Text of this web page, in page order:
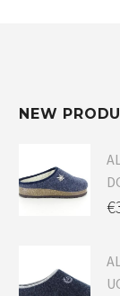
NEW
€